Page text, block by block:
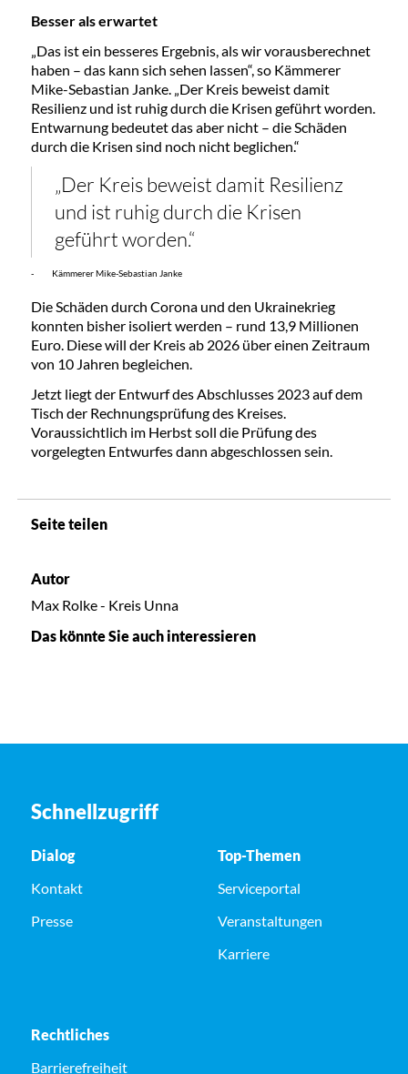
Besser als erwartet
„Das ist ein besseres Ergebnis, als wir vorausberechnet
haben – das kann sich sehen lassen“, so Kämmerer
Mike-Sebastian Janke. „Der Kreis beweist damit
Resilienz und ist ruhig durch die Krisen geführt worden.
Entwarnung bedeutet das aber nicht – die Schäden
durch die Krisen sind noch nicht beglichen.“
„Der Kreis beweist damit Resilienz
und ist ruhig durch die Krisen
geführt worden.“
- Kämmerer Mike-Sebastian Janke
Die Schäden durch Corona und den Ukrainekrieg
konnten bisher isoliert werden – rund 13,9 Millionen
Euro. Diese will der Kreis ab 2026 über einen Zeitraum
von 10 Jahren begleichen.
Jetzt liegt der Entwurf des Abschlusses 2023 auf dem
Tisch der Rechnungsprüfung des Kreises.
Voraussichtlich im Herbst soll die Prüfung des
vorgelegten Entwurfes dann abgeschlossen sein.
Seite teilen
Autor
Max Rolke - Kreis Unna
Das könnte Sie auch interessieren
Schnellzugriff
Dialog
Kontakt
Presse
Top-Themen
Serviceportal
Veranstaltungen
Karriere
Rechtliches
Barrierefreiheit